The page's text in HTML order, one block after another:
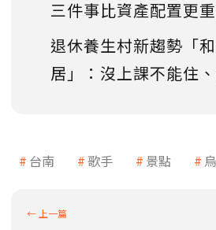
三件事比資產配置更重
退休養生村新趨勢「
居」：沒上課不能住
台南 歌手 景點